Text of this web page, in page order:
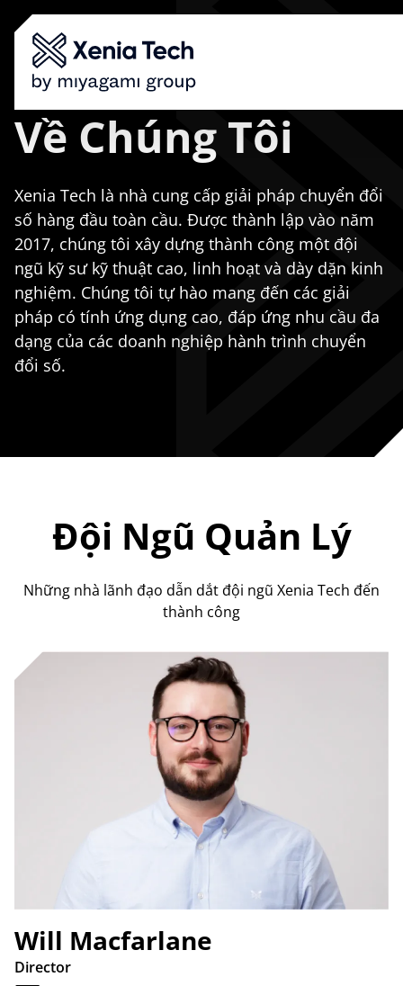
Giải Pháp
Lĩnh Vực
Công Nghệ
Tuyển Dụng
Giới Thiệu
Tech Insights
Đặt Lịch Ngay
VI
Về Chúng Tôi
Xenia Tech là nhà cung cấp giải pháp chuyển đổi
số hàng đầu toàn cầu. Được thành lập vào năm
2017, chúng tôi xây dựng thành công một đội
ngũ kỹ sư kỹ thuật cao, linh hoạt và dày dặn kinh
nghiệm. Chúng tôi tự hào mang đến các giải
pháp có tính ứng dụng cao, đáp ứng nhu cầu đa
dạng của các doanh nghiệp hành trình chuyển
đổi số.
Đội Ngũ Quản Lý
Những nhà lãnh đạo dẫn dắt đội ngũ Xenia Tech đến
thành công
Will Macfarlane
Director